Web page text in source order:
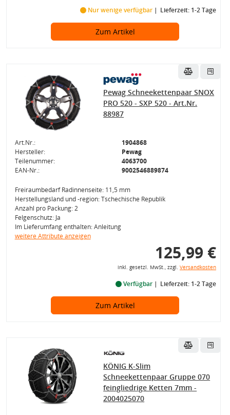
Nur wenige verfügbar Lieferzeit: 1-2 Tage
Zum Artikel
Pewag Schneekettenpaar SNOX
PRO 520 - SXP 520 - Art.Nr.
88987
Art.Nr.:
1904868
Hersteller:
Pewag
Teilenummer:
4063700
EAN-Nr.:
9002546889874
Freiraumbedarf Radinnenseite: 11,5 mm
Herstellungsland und -region: Tschechische Republik
Anzahl pro Packung: 2
Felgenschutz: Ja
Im Lieferumfang enthalten: Anleitung
weitere Attribute anzeigen
125,99 €
inkl. gesetzl. MwSt., zzgl. Versandkosten
Verfügbar Lieferzeit: 1-2 Tage
Zum Artikel
KÖNIG K-Slim
Schneekettenpaar Gruppe 070
feingliedrige Ketten 7mm -
2004025070